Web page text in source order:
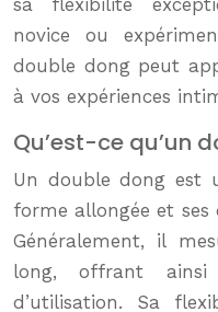
sa flexibilité
novice ou
double dong peut
à vos expériences
Qu’est-ce qu’un
Un double dong est
forme allongée et ses
Généralement, il
long, offrant ainsi
d’utilisation. Sa